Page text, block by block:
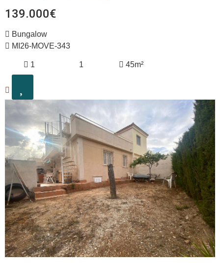
139.000€
Bungalow
MI26-MOVE-343
1 1 45m²